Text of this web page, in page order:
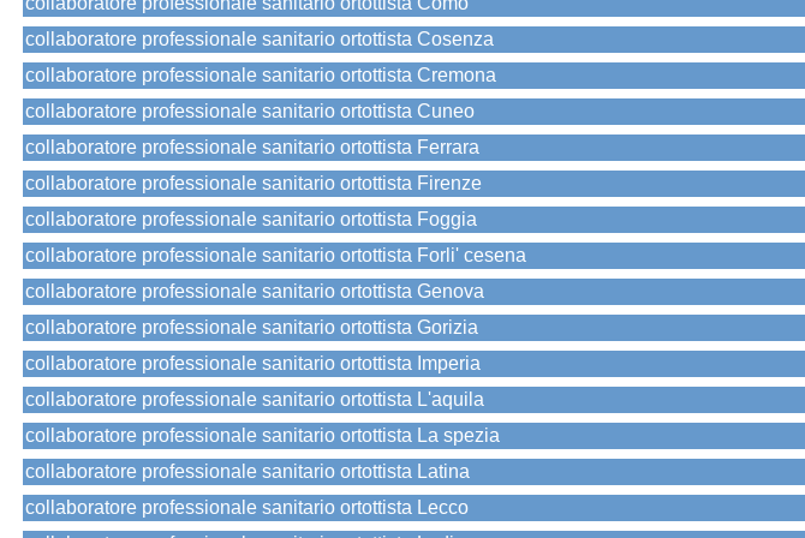
collaboratore professionale sanitario ortottista Cosenza
collaboratore professionale sanitario ortottista Cremona
collaboratore professionale sanitario ortottista Cuneo
collaboratore professionale sanitario ortottista Ferrara
collaboratore professionale sanitario ortottista Firenze
collaboratore professionale sanitario ortottista Foggia
collaboratore professionale sanitario ortottista Forli' cesena
collaboratore professionale sanitario ortottista Genova
collaboratore professionale sanitario ortottista Gorizia
collaboratore professionale sanitario ortottista Imperia
collaboratore professionale sanitario ortottista L'aquila
collaboratore professionale sanitario ortottista La spezia
collaboratore professionale sanitario ortottista Latina
collaboratore professionale sanitario ortottista Lecco